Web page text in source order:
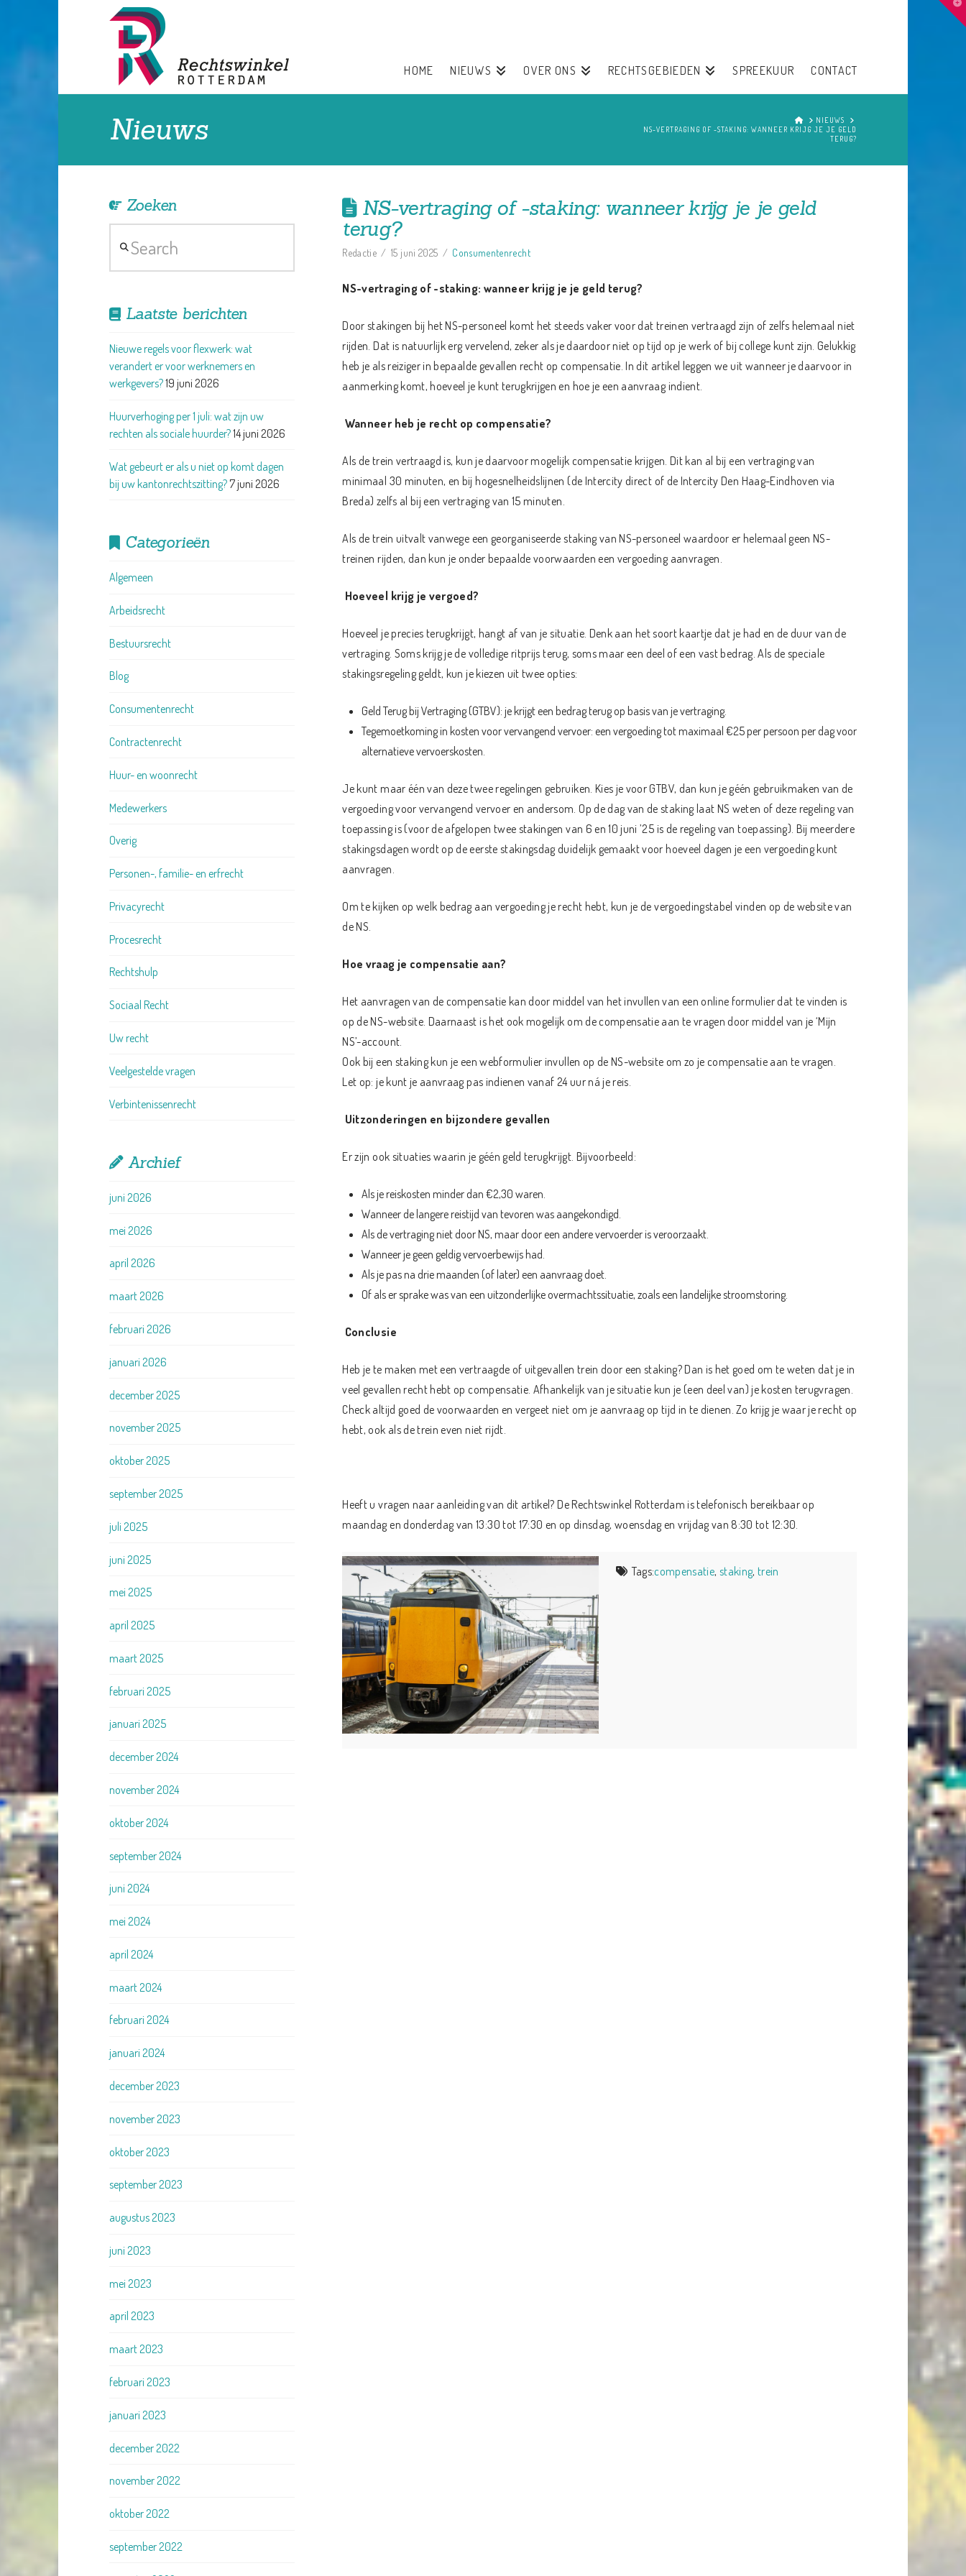
HOME NIEUWS OVER ONS RECHTSGEBIEDEN SPREEKUUR CONTACT
Nieuws HOMENIEUWS
NS-VERTRAGING OF -STAKING: WANNEER KRIJG JE JE GELD
TERUG?
NS-vertraging of -staking: wanneer krijg je je geld
terug?
Redactie 15 juni 2025 Consumentenrecht
NS-vertraging of -staking: wanneer krijg je je geld terug?
Door stakingen bij het NS-personeel komt het steeds vaker voor dat treinen vertraagd zijn of zelfs helemaal niet
rijden. Dat is natuurlijk erg vervelend, zeker als je daardoor niet op tijd op je werk of bij college kunt zijn. Gelukkig
heb je als reiziger in bepaalde gevallen recht op compensatie. In dit artikel leggen we uit wanneer je daarvoor in
aanmerking komt, hoeveel je kunt terugkrijgen en hoe je een aanvraag indient.
Wanneer heb je recht op compensatie?
Als de trein vertraagd is, kun je daarvoor mogelijk compensatie krijgen. Dit kan al bij een vertraging van
minimaal 30 minuten, en bij hogesnelheidslijnen (de Intercity direct of de Intercity Den Haag-Eindhoven via
Breda) zelfs al bij een vertraging van 15 minuten.
Als de trein uitvalt vanwege een georganiseerde staking van NS-personeel waardoor er helemaal geen NS-
treinen rijden, dan kun je onder bepaalde voorwaarden een vergoeding aanvragen.
Hoeveel krijg je vergoed?
Hoeveel je precies terugkrijgt, hangt af van je situatie. Denk aan het soort kaartje dat je had en de duur van de
vertraging. Soms krijg je de volledige ritprijs terug, soms maar een deel of een vast bedrag. Als de speciale
stakingsregeling geldt, kun je kiezen uit twee opties:
Geld Terug bij Vertraging (GTBV): je krijgt een bedrag terug op basis van je vertraging.
Tegemoetkoming in kosten voor vervangend vervoer: een vergoeding tot maximaal €25 per persoon per dag voor
alternatieve vervoerskosten.
Je kunt maar één van deze twee regelingen gebruiken. Kies je voor GTBV, dan kun je géén gebruikmaken van de
vergoeding voor vervangend vervoer en andersom. Op de dag van de staking laat NS weten of deze regeling van
toepassing is (voor de afgelopen twee stakingen van 6 en 10 juni ’25 is de regeling van toepassing). Bij meerdere
stakingsdagen wordt op de eerste stakingsdag duidelijk gemaakt voor hoeveel dagen je een vergoeding kunt
aanvragen.
Om te kijken op welk bedrag aan vergoeding je recht hebt, kun je de vergoedingstabel vinden op de website van
de NS.
Hoe vraag je compensatie aan?
Het aanvragen van de compensatie kan door middel van het invullen van een online formulier dat te vinden is
op de NS-website. Daarnaast is het ook mogelijk om de compensatie aan te vragen door middel van je ‘Mijn
NS’-account.
Ook bij een staking kun je een webformulier invullen op de NS-website om zo je compensatie aan te vragen.
Let op: je kunt je aanvraag pas indienen vanaf 24 uur ná je reis.
Uitzonderingen en bijzondere gevallen
Er zijn ook situaties waarin je géén geld terugkrijgt. Bijvoorbeeld:
Als je reiskosten minder dan €2,30 waren.
Wanneer de langere reistijd van tevoren was aangekondigd.
Als de vertraging niet door NS, maar door een andere vervoerder is veroorzaakt.
Wanneer je geen geldig vervoerbewijs had.
Als je pas na drie maanden (of later) een aanvraag doet.
Of als er sprake was van een uitzonderlijke overmachtssituatie, zoals een landelijke stroomstoring.
Conclusie
Heb je te maken met een vertraagde of uitgevallen trein door een staking? Dan is het goed om te weten dat je in
veel gevallen recht hebt op compensatie. Afhankelijk van je situatie kun je (een deel van) je kosten terugvragen.
Check altijd goed de voorwaarden en vergeet niet om je aanvraag op tijd in te dienen. Zo krijg je waar je recht op
hebt, ook als de trein even niet rijdt.
Heeft u vragen naar aanleiding van dit artikel? De Rechtswinkel Rotterdam is telefonisch bereikbaar op
maandag en donderdag van 13:30 tot 17:30 en op dinsdag, woensdag en vrijdag van 8:30 tot 12:30.
Tags:compensatie, staking, trein
Zoeken
Laatste berichten
Nieuwe regels voor flexwerk: wat
verandert er voor werknemers en
werkgevers?19 juni 2026
Huurverhoging per 1 juli: wat zijn uw
rechten als sociale huurder?14 juni 2026
Wat gebeurt er als u niet op komt dagen
bij uw kantonrechtszitting?7 juni 2026
Categorieën
Algemeen
Arbeidsrecht
Bestuursrecht
Blog
Consumentenrecht
Contractenrecht
Huur- en woonrecht
Medewerkers
Overig
Personen-, familie- en erfrecht
Privacyrecht
Procesrecht
Rechtshulp
Sociaal Recht
Uw recht
Veelgestelde vragen
Verbintenissenrecht
Archief
juni 2026
mei 2026
april 2026
maart 2026
februari 2026
januari 2026
december 2025
november 2025
oktober 2025
september 2025
juli 2025
juni 2025
mei 2025
april 2025
maart 2025
februari 2025
januari 2025
december 2024
november 2024
oktober 2024
september 2024
juni 2024
mei 2024
april 2024
maart 2024
februari 2024
januari 2024
december 2023
november 2023
oktober 2023
september 2023
augustus 2023
juni 2023
mei 2023
april 2023
maart 2023
februari 2023
januari 2023
december 2022
november 2022
oktober 2022
september 2022